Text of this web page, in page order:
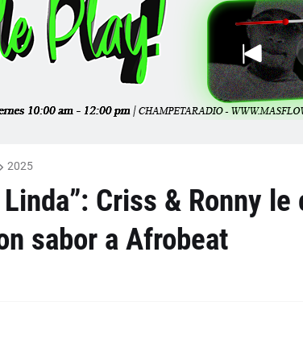
2025
Criss & Ronny le
sabor a Afrobeat